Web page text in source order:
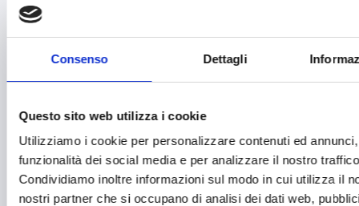
Consenso Dettagli
Questo sito web utilizza i cookie
Utilizziamo i cookie per personalizzare contenuti ed
funzionalità dei social media e per analizzare il nostro
Condividiamo inoltre informazioni sul modo in cui utilizza il
nostri partner che si occupano di analisi dei dati web,
Fashion
Fotovoltaico
Gastronomia
Giustizia e sicurezza